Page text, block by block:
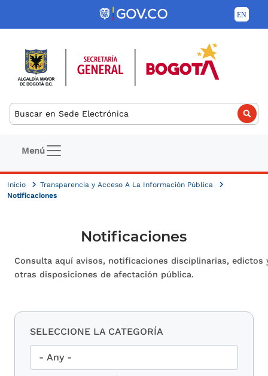
Pasar al contenido principal
Buscar
Navegación principal
Menú
Inicio
Transparencia y Acceso A La Información Pública
Notificaciones
Notificaciones
Consulta aquí avisos, notificaciones disciplinarias, edictos
otras disposiciones de afectación pública.
SELECCIONE LA CATEGORÍA